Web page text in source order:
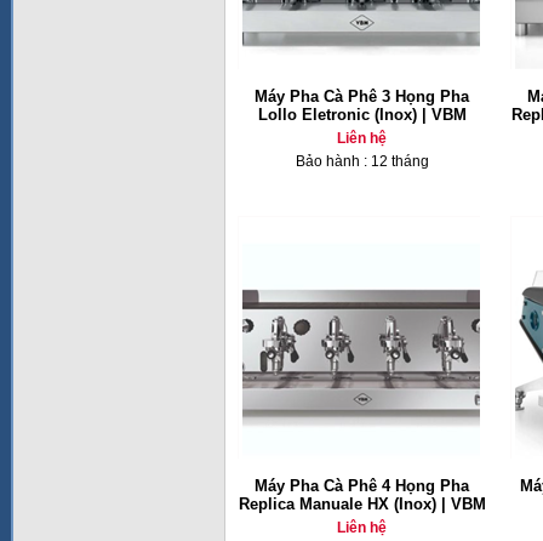
Máy Pha Cà Phê 3 Họng Pha
Lollo Eletronic (Inox) | VBM
Liên hệ
Bảo hành : 12 tháng
Máy Pha Cà Phê 4 Họng Pha
Replica Manuale HX (Inox) | VBM
Liên hệ